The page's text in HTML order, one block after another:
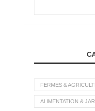
FERMES &
ALIMENTATION &